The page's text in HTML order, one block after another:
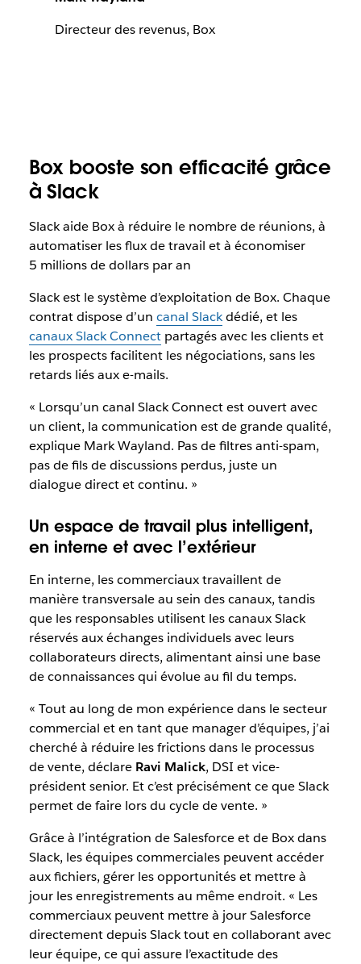
Directeur des revenus, Box
Box booste son efficacité grâce
à Slack
Slack aide Box à réduire le nombre de réunions, à
automatiser les flux de travail et à économiser
5 millions de dollars par an
Slack est le système d’exploitation de Box. Chaque
contrat dispose d’un canal Slackdédié, et les
canaux Slack Connectpartagés avec les clients et
les prospects facilitent les négociations, sans les
retards liés aux e-mails.
« Lorsqu’un canal Slack Connect est ouvert avec
un client, la communication est de grande qualité,
explique Mark Wayland. Pas de filtres anti-spam,
pas de fils de discussions perdus, juste un
dialogue direct et continu. »
Un espace de travail plus intelligent,
en interne et avec l’extérieur
En interne, les commerciaux travaillent de
manière transversale au sein des canaux, tandis
que les responsables utilisent les canaux Slack
réservés aux échanges individuels avec leurs
collaborateurs directs, alimentant ainsi une base
de connaissances qui évolue au fil du temps.
« Tout au long de mon expérience dans le secteur
commercial et en tant que manager d’équipes, j’ai
cherché à réduire les frictions dans le processus
de vente, déclare Ravi Malick, DSI et vice-
président senior. Et c’est précisément ce que Slack
permet de faire lors du cycle de vente. »
Grâce à l’intégration de Salesforce et de Box dans
Slack, les équipes commerciales peuvent accéder
aux fichiers, gérer les opportunités et mettre à
jour les enregistrements au même endroit. « Les
commerciaux peuvent mettre à jour Salesforce
directement depuis Slack tout en collaborant avec
leur équipe, ce qui assure l’exactitude des